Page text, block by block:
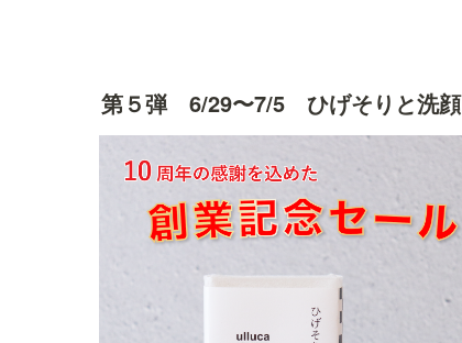
第５弾　6/29〜7/5　ひげそりと洗顔